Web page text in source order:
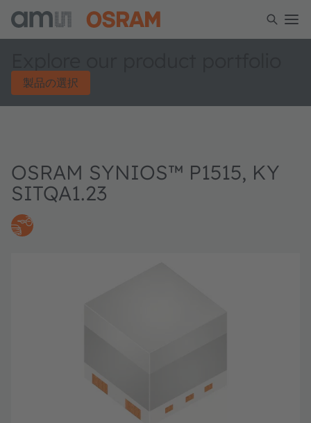
製品の選択
OSRAM SYNIOS™ P1515, KY
SITQA1.23